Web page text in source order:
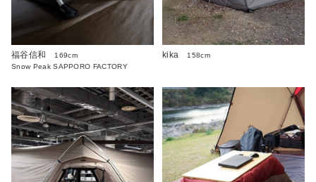
福谷信和
169cm
Snow Peak SAPPORO FACTORY
kika 158cm